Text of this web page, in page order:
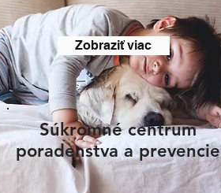
Zobraziť viac
Súkromné centrum
poradenstva a prevencie